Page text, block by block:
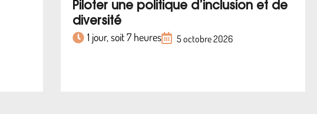
Piloter une politique d’inclusion et de
diversité
1 jour, soit 7 heures 5 octobre 2026